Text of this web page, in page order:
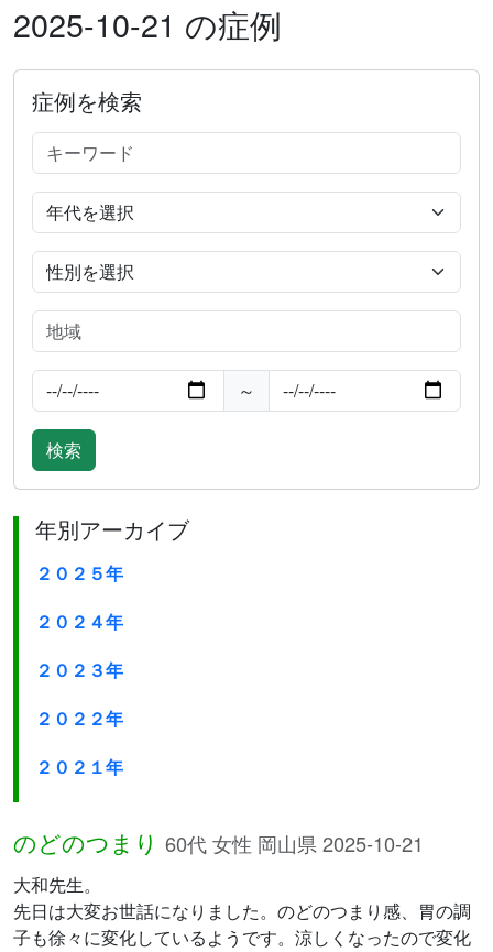
2025-10-21 の症例
症例を検索
～
検索
年別アーカイブ
２０２５年
２０２４年
２０２３年
２０２２年
２０２１年
のどのつまり 60代 女性 岡山県 2025-10-21
大和先生。
先日は大変お世話になりました。のどのつまり感、胃の調
子も徐々に変化しているようです。涼しくなったので変化